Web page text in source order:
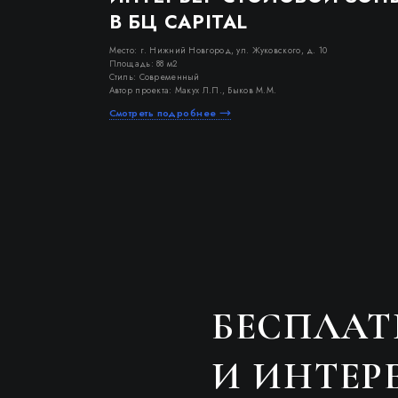
В БЦ CAPITAL
Место: г. Нижний Новгород, ул. Жуковского, д. 10
Площадь: 88 м2
Стиль: Современный
Автор проекта: Макух Л.П., Быков М.М.
Смотреть подробнее
И